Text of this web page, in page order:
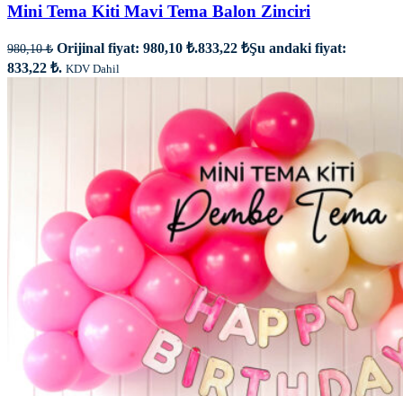
Mini Tema Kiti Mavi Tema Balon Zinciri
980,10₺ Orijinal fiyat: 980,10 ₺.833,22 ₺Şu andaki fiyat:
833,22 ₺. KDV Dahil